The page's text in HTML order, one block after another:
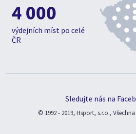
4 000
výdejních míst po celé
ČR
Sledujte nás na
© 1992 - 2019, Hsport, s.r.o.,